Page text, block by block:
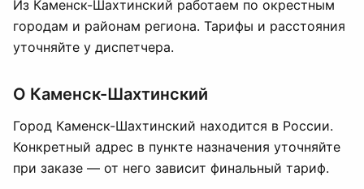
Из Каменск-Шахтинский работаем по окрестным
городам и районам региона. Тарифы и расстояния
уточняйте у диспетчера.
О Каменск-Шахтинский
Город Каменск-Шахтинский находится в России.
Конкретный адрес в пункте назначения уточняйте
при заказе — от него зависит финальный тариф.